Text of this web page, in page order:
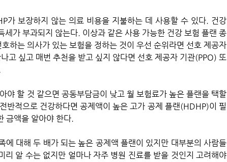
가 보장하지 않는 의료 비용을 지불하는 데 사용할 수 있다. 건강
가 부과되지 않는다. 이상과 같은 사용 가능한 건강 보험 플랜 종
하는 의사가 있는 보험을 정하는 것이 우선 순위라면 선호 제공자
고 싶고 매번 추천을 받고 싶지 않다면 선호 제공자 기관(PPO) 또
야 할 것 같으면 공동부담금이 낮고 월 보험료가 높은 플랜을 택할
반적으로 건강하다면 공제액이 높은 고가 공제 플랜(HDHP)이 필
금액을 알아야 한다.
리 알 수는 없지만 얼마나 자주 병원 진료를 받을 것인지 고려해야